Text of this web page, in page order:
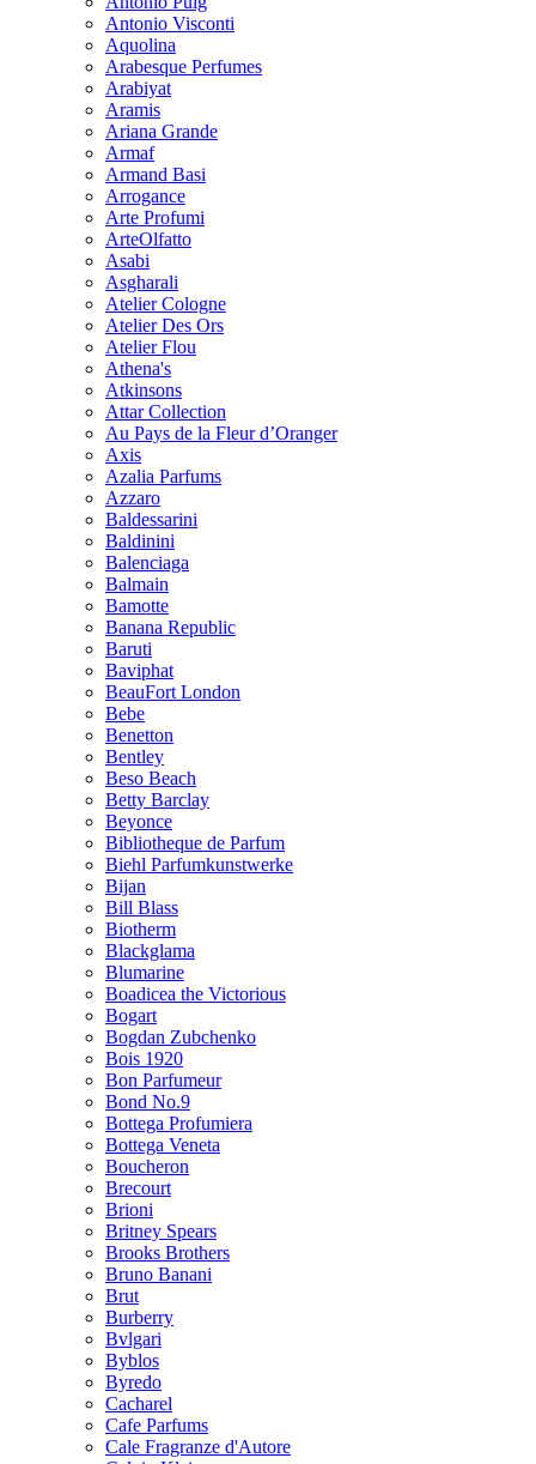
Antonio Visconti
Aquolina
Arabesque Perfumes
Arabiyat
Aramis
Ariana Grande
Armaf
Armand Basi
Arrogance
Arte Profumi
ArteOlfatto
Asabi
Asgharali
Atelier Cologne
Atelier Des Ors
Atelier Flou
Athena's
Atkinsons
Attar Collection
Au Pays de la Fleur d’Oranger
Axis
Azalia Parfums
Azzaro
Baldessarini
Baldinini
Balenciaga
Balmain
Bamotte
Banana Republic
Baruti
Baviphat
BeauFort London
Bebe
Benetton
Bentley
Beso Beach
Betty Barclay
Beyonce
Bibliotheque de Parfum
Biehl Parfumkunstwerke
Bijan
Bill Blass
Biotherm
Blackglama
Blumarine
Boadicea the Victorious
Bogart
Bogdan Zubchenko
Bois 1920
Bon Parfumeur
Bond No.9
Bottega Profumiera
Bottega Veneta
Boucheron
Brecourt
Brioni
Britney Spears
Brooks Brothers
Bruno Banani
Brut
Burberry
Bvlgari
Byblos
Byredo
Cacharel
Cafe Parfums
Cale Fragranze d'Autore